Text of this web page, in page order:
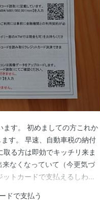
ます。 初めましての方これか
す。 早速、自動車税の納付
る方は即効でキッチリ来ま
なくなっていて（今更気づ
トカードで支払えるしわざ
ニ・金融機関で直接支払い
ドで支払う